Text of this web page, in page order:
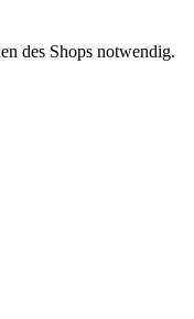
des Shops notwendig.